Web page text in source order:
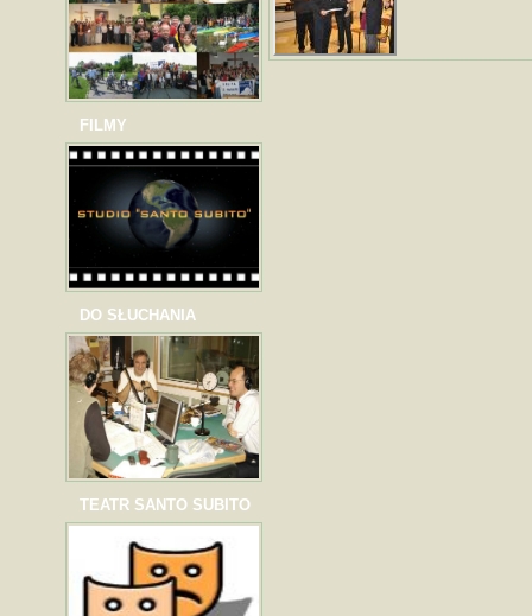
FILMY
DO SŁUCHANIA
TEATR SANTO SUBITO